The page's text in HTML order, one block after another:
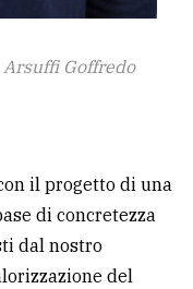
Goffredo
il progetto di una
di concretezza
dal nostro
del